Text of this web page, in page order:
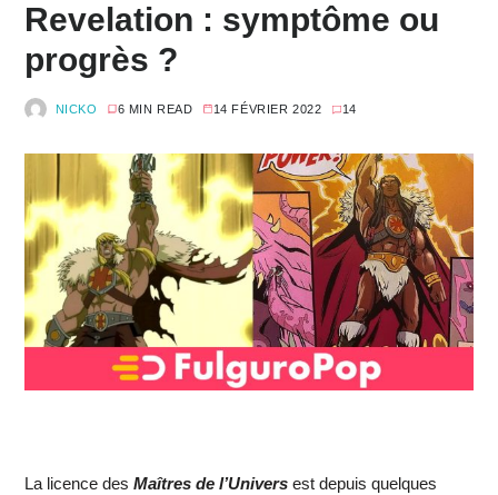
Revelation : symptôme ou
progrès ?
NICKO 6 MIN READ 14 FÉVRIER 2022 14
La licence des Maîtres de l’Universest depuis quelques